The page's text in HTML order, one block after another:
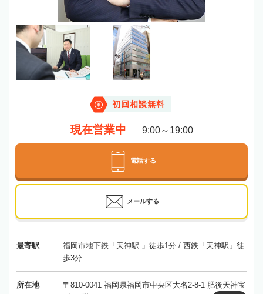
初回相談無料
現在営業中 9:00～19:00
電話する
メールする
最寄駅
福岡市地下鉄「天神駅 」徒歩1分 / 西鉄「天神駅」徒
歩3分
所在地
〒810-0041 福岡県福岡市中央区大名2-8-1 肥後天神宝